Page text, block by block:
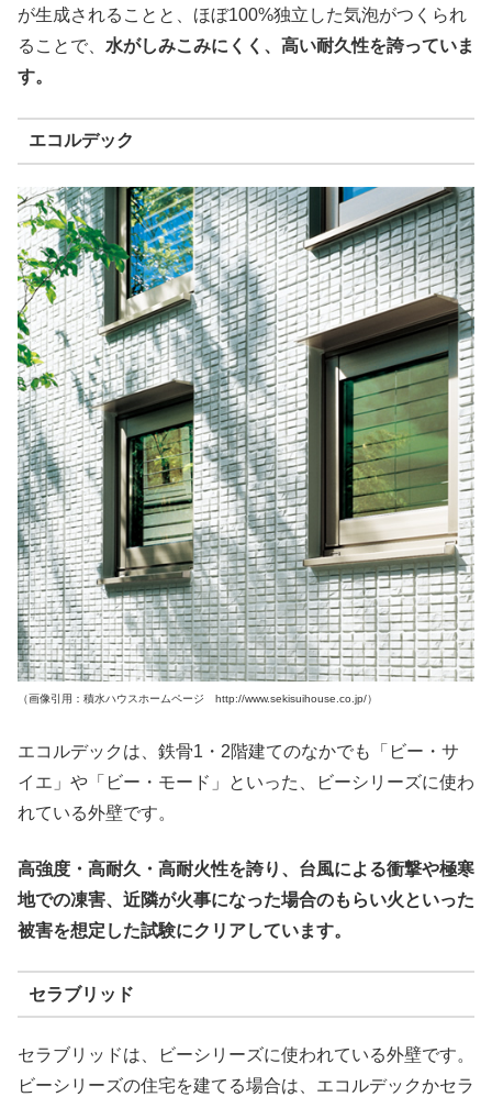
が生成されることと、ほぼ100%独立した気泡がつくられ
ることで、 水がしみこみにくく、高い耐久性を誇っていま
す。
エコルデック
（画像引用：積水ハウスホームページ http://www.sekisuihouse.co.jp/）
エコルデックは、鉄骨1・2階建てのなかでも「ビー・サ
イエ」や「ビー・モード」といった、ビーシリーズに使わ
れている外壁です。
高強度・高耐久・高耐火性を誇り、台風による衝撃や極寒
地での凍害、近隣が火事になった場合のもらい火といった
被害を想定した試験にクリアしています。
セラブリッド
セラブリッドは、ビーシリーズに使われている外壁です。
ビーシリーズの住宅を建てる場合は、エコルデックかセラ